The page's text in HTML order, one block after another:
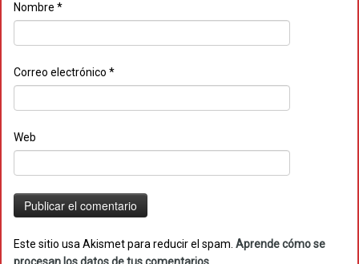
Nombre *
Correo electrónico *
Web
Este sitio usa Akismet para reducir el spam. Aprende cómo se